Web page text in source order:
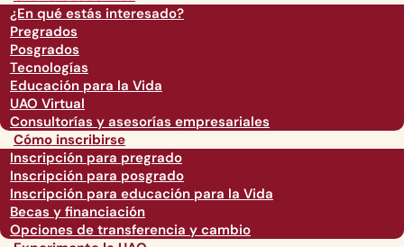
¿En qué estás interesado?
Pregrados
Posgrados
Tecnologías
Educación para la Vida
UAO Virtual
Consultorías y asesorías empresariales
Cómo inscribirse
Inscripción para pregrado
Inscripción para posgrado
Inscripción para educación para la Vida
Becas y financiación
Opciones de transferencia y cambio